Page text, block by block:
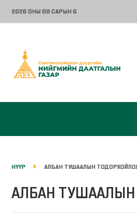
2026 ОНЫ 08 САРЫН 6
НҮҮР АЛБАН ТУШААЛЫН
АЛБАН